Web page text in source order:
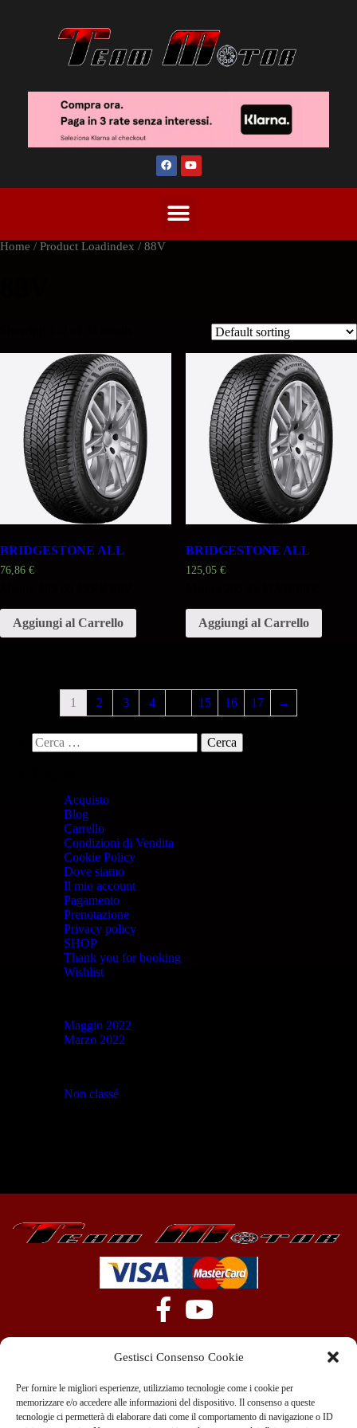
Gestisci Consenso Cookie
Per fornire le migliori esperienze, utilizziamo tecnologie come i cookie per
memorizzare e/o accedere alle informazioni del dispositivo. Il consenso a queste
tecnologie ci permetterà di elaborare dati come il comportamento di navigazione o ID
Home / Product Loadindex / 88V
BRIDGESTONE ALL
76,86 €
Aggiungi al Carrello
BRIDGESTONE ALL
125,05 €
Aggiungi al Carrello
1 2 3 4 15 16 17 →
Acquisto
Blog
Carrello
Condizioni di Vendita
Cookie Policy
Dove siamo
Il mio account
Pagamento
Prenotazione
Privacy policy
SHOP
Thank you for booking
Wishlist
Maggio 2022
Marzo 2022
Non classé